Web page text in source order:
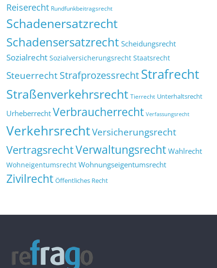
Reiserecht Rundfunkbeitragsrecht
Schadenersatzrecht
Schadensersatzrecht Scheidungsrecht
Sozialrecht Sozialversicherungsrecht Staatsrecht
SteuerrechtStrafprozessrechtStrafrecht
Straßenverkehrsrecht Tierrecht Unterhaltsrecht
Urheberrecht Verbraucherrecht Verfassungsrecht
VerkehrsrechtVersicherungsrecht
VertragsrechtVerwaltungsrecht Wahlrecht
Wohneigentumsrecht Wohnungseigentumsrecht
Zivilrecht Öffentliches Recht